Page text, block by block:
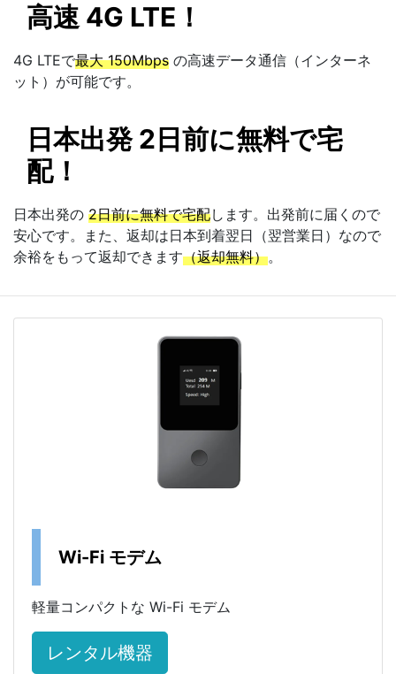
高速 4G LTE！
4G LTEで最大 150Mbps の高速データ通信（インターネ
ット）が可能です。
日本出発 2日前に無料で宅
配！
日本出発の 2日前に無料で宅配します。出発前に届くので
安心です。また、返却は日本到着翌日（翌営業日）なので
余裕をもって返却できます（返却無料）。
Wi-Fi モデム
軽量コンパクトな Wi-Fi モデム
レンタル機器